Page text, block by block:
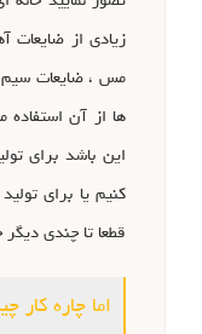
زیادی از ضایعات
مس ، ضایعات سیم
ها از آن
این باشد برای
کنیم یا برای
قطعا تا چندی
اما چاره کار